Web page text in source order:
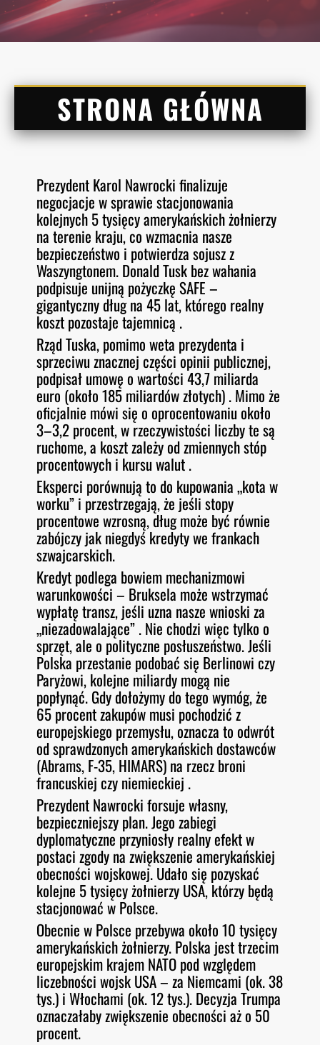
STRONA GŁÓWNA
Prezydent Karol Nawrocki finalizuje
negocjacje w sprawie stacjonowania
kolejnych 5 tysięcy amerykańskich żołnierzy
na terenie kraju, co wzmacnia nasze
bezpieczeństwo i potwierdza sojusz z
Waszyngtonem. Donald Tusk bez wahania
podpisuje unijną pożyczkę SAFE –
gigantyczny dług na 45 lat, którego realny
koszt pozostaje tajemnicą .
Rząd Tuska, pomimo weta prezydenta i
sprzeciwu znacznej części opinii publicznej,
podpisał umowę o wartości 43,7 miliarda
euro (około 185 miliardów złotych) . Mimo że
oficjalnie mówi się o oprocentowaniu około
3–3,2 procent, w rzeczywistości liczby te są
ruchome, a koszt zależy od zmiennych stóp
procentowych i kursu walut .
Eksperci porównują to do kupowania „kota w
worku” i przestrzegają, że jeśli stopy
procentowe wzrosną, dług może być równie
zabójczy jak niegdyś kredyty we frankach
szwajcarskich.
Kredyt podlega bowiem mechanizmowi
warunkowości – Bruksela może wstrzymać
wypłatę transz, jeśli uzna nasze wnioski za
„niezadowalające” . Nie chodzi więc tylko o
sprzęt, ale o polityczne posłuszeństwo. Jeśli
Polska przestanie podobać się Berlinowi czy
Paryżowi, kolejne miliardy mogą nie
popłynąć. Gdy dołożymy do tego wymóg, że
65 procent zakupów musi pochodzić z
europejskiego przemysłu, oznacza to odwrót
od sprawdzonych amerykańskich dostawców
(Abrams, F-35, HIMARS) na rzecz broni
francuskiej czy niemieckiej .
Prezydent Nawrocki forsuje własny,
bezpieczniejszy plan. Jego zabiegi
dyplomatyczne przyniosły realny efekt w
postaci zgody na zwiększenie amerykańskiej
obecności wojskowej. Udało się pozyskać
kolejne 5 tysięcy żołnierzy USA, którzy będą
stacjonować w Polsce.
Obecnie w Polsce przebywa około 10 tysięcy
amerykańskich żołnierzy. Polska jest trzecim
europejskim krajem NATO pod względem
liczebności wojsk USA – za Niemcami (ok. 38
tys.) i Włochami (ok. 12 tys.). Decyzja Trumpa
oznaczałaby zwiększenie obecności aż o 50
procent.